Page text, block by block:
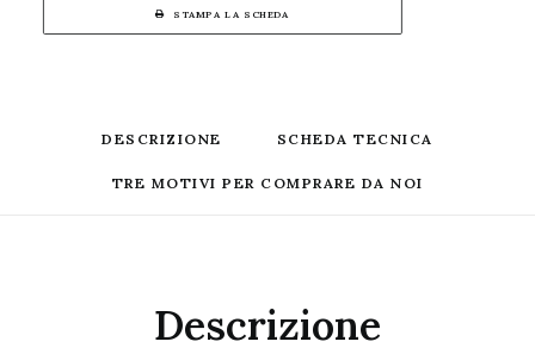
STAMPA LA SCHEDA
DESCRIZIONE SCHEDA TECNICA
TRE MOTIVI PER COMPRARE DA NOI
Descrizione